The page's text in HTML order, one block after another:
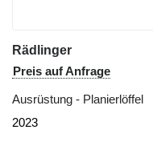
Rädlinger
Preis auf Anfrage
Ausrüstung - Planierlöffel
2023